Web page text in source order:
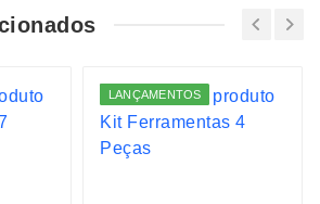
LANÇAMENTOS